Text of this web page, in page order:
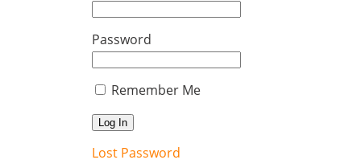
Password
Remember Me
Lost Password